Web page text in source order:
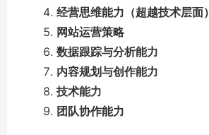
经营思维能力（超越技术层面）
网站运营策略
数据跟踪与分析能力
内容规划与创作能力
技术能力
团队协作能力